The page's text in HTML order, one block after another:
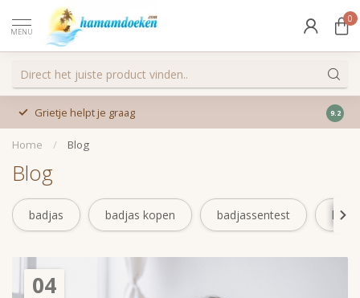
MENU
0
Grietje helpt je graag 9.2
Home / Blog
Blog
badjas badjas kopen badjassentest
04